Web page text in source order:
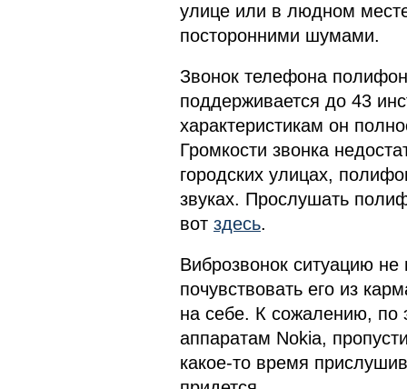
улице или в людном
посторонними шумами.
Звонок телефона
поддерживается до 43
характеристикам он
Громкости звонка
городских улицах,
звуках. Прослушать
вот здесь.
Виброзвонок ситуацию
почувствовать его из
на себе. К сожалению, по
аппаратам Nokia,
какое-то время